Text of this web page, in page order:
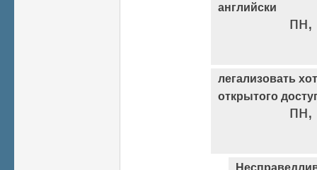
английски
легализовать
открытого